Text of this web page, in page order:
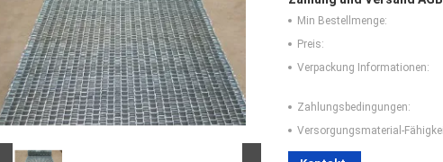
Min Bestellmenge:
Preis:
Verpackung Informationen:
Zahlungsbedingungen:
Versorgungsmaterial-